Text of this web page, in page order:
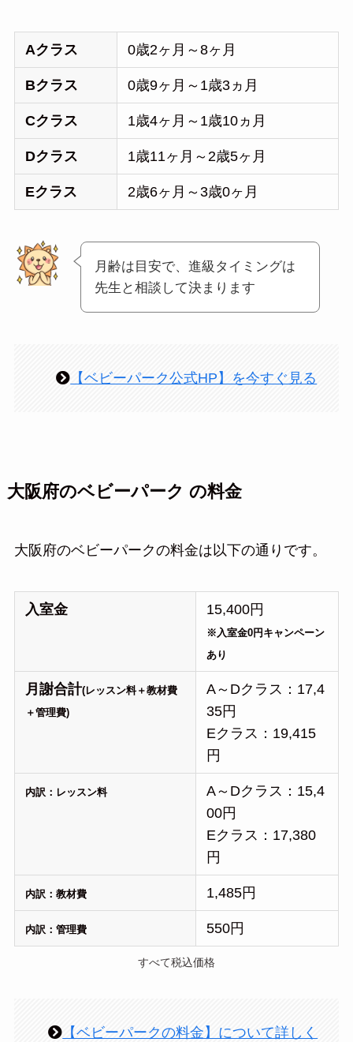
Aクラス 0歳2ヶ月～8ヶ月
Bクラス 0歳9ヶ月～1歳3ヵ月
Cクラス 1歳4ヶ月～1歳10ヵ月
Dクラス 1歳11ヶ月～2歳5ヶ月
Eクラス 2歳6ヶ月～3歳0ヶ月
月齢は目安で、進級タイミングは
先生と相談して決まります
【ベビーパーク公式HP】を今すぐ見る
大阪府のベビーパーク の料金
大阪府のベビーパークの料金は以下の通りです。
入室金 15,400円
※入室金0円キャンペーン
あり
月謝合計(レッスン料＋教材費
＋管理費)
A～Dクラス：17,4
35円
Eクラス：19,415
円
内訳：レッスン料
A～Dクラス：15,4
00円
Eクラス：17,380
円
内訳：教材費 1,485円
内訳：管理費 550円
すべて税込価格
【ベビーパークの料金】について詳しく